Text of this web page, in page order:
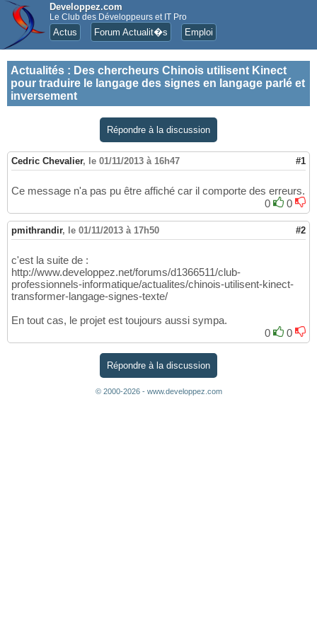
Developpez.com
Le Club des Développeurs et IT Pro
Actus Forum Actualit�s Emploi
Actualités : Des chercheurs Chinois utilisent Kinect
pour traduire le langage des signes en langage parlé et
inversement
Répondre à la discussion
Cedric Chevalier, le 01/11/2013 à 16h47 #1
Ce message n'a pas pu être affiché car il comporte des erreurs.
0
0
pmithrandir, le 01/11/2013 à 17h50 #2
c'est la suite de :
http://www.developpez.net/forums/d1366511/club-
professionnels-informatique/actualites/chinois-utilisent-kinect-
transformer-langage-signes-texte/
En tout cas, le projet est toujours aussi sympa.
0
0
Répondre à la discussion
© 2000-2026 - www.developpez.com